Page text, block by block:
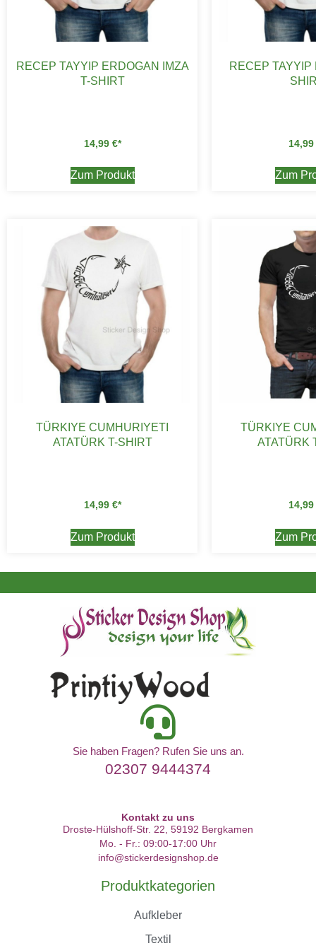
RECEP TAYYIP ERDOGAN IMZA
T-SHIRT
14,99 €
Zum Produkt
RECEP TAYYIP
14,99
Zum
TÜRKIYE CUMHURIYETI
ATATÜRK T-SHIRT
14,99 €
Zum Produkt
TÜRKIYE
ATATÜRK
14,99
Zum
Sie haben Fragen? Rufen Sie uns an.
02307 9444374
Kontakt zu uns
Droste-Hülshoff-Str. 22, 59192 Bergkamen
Mo. - Fr.: 09:00-17:00 Uhr
info@stickerdesignshop.de
Produktkategorien
Aufkleber
Textil